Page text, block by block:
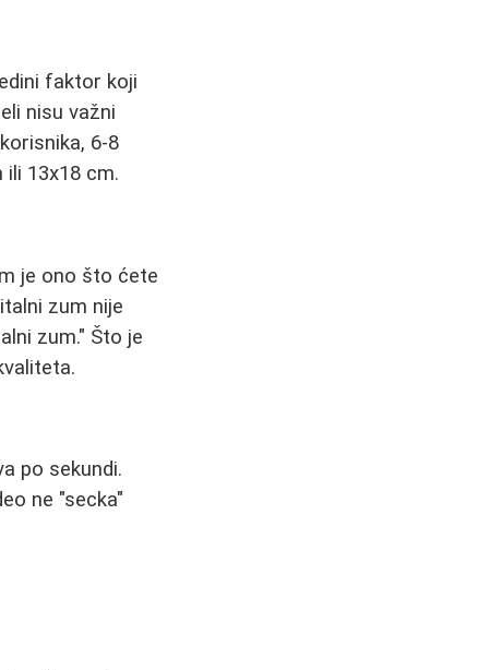
faktor koji
nisu važni
6-8
13x18 cm.
je ono što ćete
zum nije
zum." Što je
po sekundi.
ne "secka"